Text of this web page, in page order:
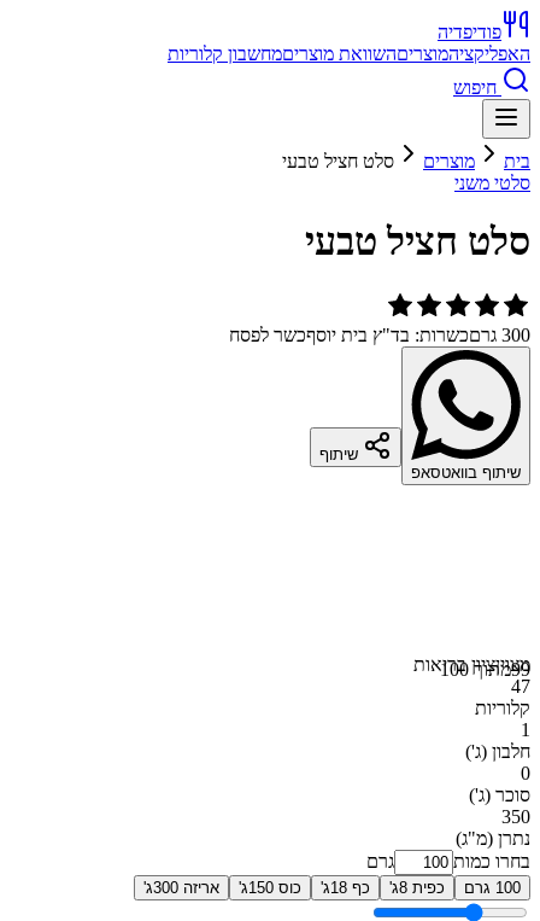
פודיפדיה
האפליקציהמוצריםהשוואת מוצריםמחשבון קלוריות
חיפוש
בית מוצרים
סלט חציל טבעי
סלטי משני
סלט חציל טבעי
300 גרם כשרות: בד"ץ בית יוסףכשר לפסח
שיתוף בוואטסאפ
שיתוף
99מתוך 100מצויןציון בריאות
47
קלוריות
1
חלבון (ג')
0
סוכר (ג')
350
נתרן (מ"ג)
בחרו כמות
גרם
100 גרם כפית 8ג' כף 18ג' כוס 150ג' אריזה 300ג'